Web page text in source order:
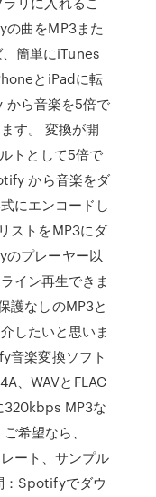
曲をMP3また
簡単にiTunes
とiPadに転
ら音楽を5倍で
す。 変換が開
トとして5倍で
から音楽をダ
にエンコードし
ストをMP3にダ
プレーヤー以
イン再生できま
護なしのMP3と
したいと思いま
音楽変換ソフト
、WAVとFLAC
320kbps MP3な
希望なら、
ート、サンプル
：Spotifyでダウ